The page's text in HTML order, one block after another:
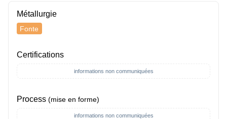
Métallurgie
Fonte
Certifications
informations non communiquées
Process (mise en forme)
informations non communiquées